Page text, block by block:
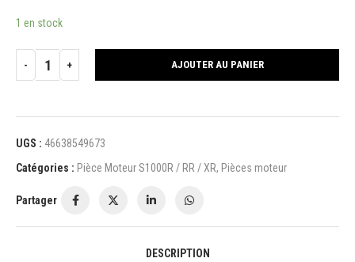
1 en stock
AJOUTER AU PANIER
UGS : 46638549673
Catégories : Pièce Moteur S1000R / RR / XR, Pièces moteur
Partager
DESCRIPTION